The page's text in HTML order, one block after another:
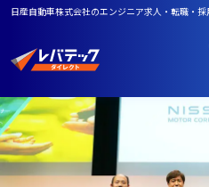
日産自動車株式会社のエンジニア求人・転職・